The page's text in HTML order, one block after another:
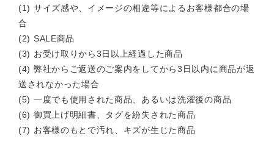
(1) サイズ感や、イメージの相違等によるお客様都合の場
合
(2) SALE商品
(3) お受け取りから3日以上経過した商品
(4) 弊社からご返送のご案内をしてから3日以内に商品が返
送されなかった場合
(5) 一度でも使用された商品、あるいは洗濯後の商品
(6) 御買上げ明細書、タグを紛失された商品
(7) お客様のもとで汚れ、キズが生じた商品